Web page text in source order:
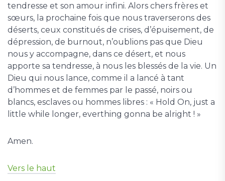
tendresse et son amour infini. Alors chers frères et
sœurs, la prochaine fois que nous traverserons des
déserts, ceux constitués de crises, d’épuisement, de
dépression, de burnout, n’oublions pas que Dieu
nous y accompagne, dans ce désert, et nous
apporte sa tendresse, à nous les blessés de la vie. Un
Dieu qui nous lance, comme il a lancé à tant
d’hommes et de femmes par le passé, noirs ou
blancs, esclaves ou hommes libres : « Hold On, just a
little while longer, everthing gonna be alright ! »
Amen.
Vers le haut